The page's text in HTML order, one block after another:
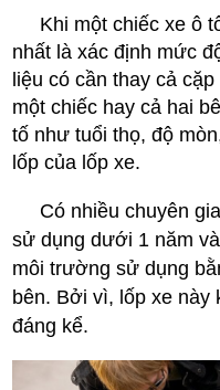
Khi một chiếc xe ô
nhất là xác định mức
liệu có cần thay cả
một chiếc hay cả hai
tố như tuổi thọ, độ
lốp của lốp xe.
Có nhiều chuyên
sử dụng dưới 1 năm
môi trường sử dụng
bên. Bởi vì, lốp xe này
đáng kể.